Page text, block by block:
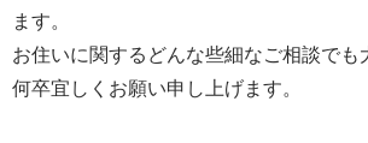
ます。
お住いに関するどんな些細なご相談でも
何卒宜しくお願い申し上げます。